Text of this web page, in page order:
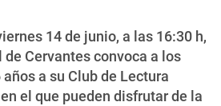
14 de junio, a las 16:30 h,
Cervantes convoca a los
a su Club de Lectura
el que pueden disfrutar de la